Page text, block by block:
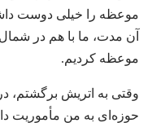
موعظه را خیلی دوست
آن مدت،‏ ما با هم در
موعظه کردیم.‏
وقتی به اتریش برگشتم،‏ در
حوزه‌ای به من مأموریت